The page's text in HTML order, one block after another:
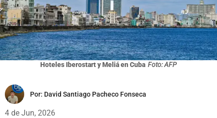
Hoteles Iberostart y Meliá en Cuba Foto: AFP
Por: David Santiago Pacheco Fonseca
4 de Jun, 2026